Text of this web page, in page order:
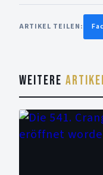
ARTIKEL TEILEN:
WEITERE